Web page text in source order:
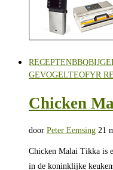
RECEPTENBBQ
GEVOGELTEOFYR
Chicken
door Peter Eemsing 21
Chicken Malai Tikka is
in de koninklijke